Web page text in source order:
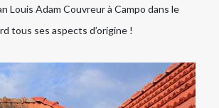
Louis Adam Couvreur à Campo dans le
tous ses aspects d’origine !